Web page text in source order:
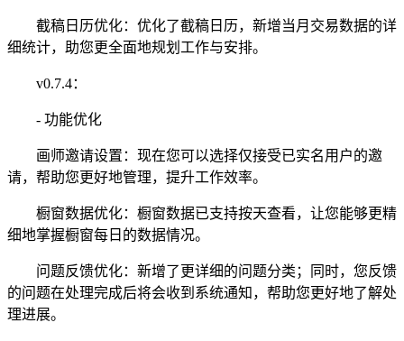
截稿日历优化：优化了截稿日历，新增当月交易数据的详
细统计，助您更全面地规划工作与安排。
v0.7.4：
- 功能优化
画师邀请设置：现在您可以选择仅接受已实名用户的邀
请，帮助您更好地管理，提升工作效率。
橱窗数据优化：橱窗数据已支持按天查看，让您能够更精
细地掌握橱窗每日的数据情况。
问题反馈优化：新增了更详细的问题分类；同时，您反馈
的问题在处理完成后将会收到系统通知，帮助您更好地了解处
理进展。